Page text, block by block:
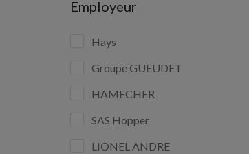
Employeur
Hays
Groupe GUEUDET
HAMECHER
SAS Hopper
LIONEL ANDRE